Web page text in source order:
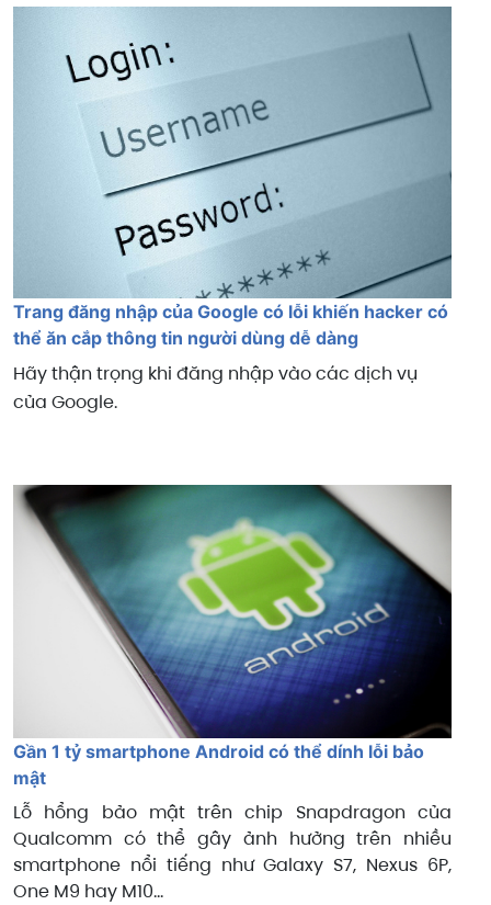
Trang đăng nhập của Google có lỗi khiến hacker có
thể ăn cắp thông tin người dùng dễ dàng
Hãy thận trọng khi đăng nhập vào các dịch vụ
của Google.
Gần 1 tỷ smartphone Android có thể dính lỗi bảo
mật
Lỗ hổng bảo mật trên chip Snapdragon của
Qualcomm có thể gây ảnh hưởng trên nhiều
smartphone nổi tiếng như Galaxy S7, Nexus 6P,
One M9 hay M10...